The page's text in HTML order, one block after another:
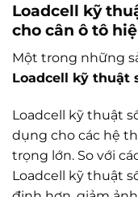
Loadcell kỹ
cho cân ô tô
Một trong những
Loadcell kỹ thuật
Loadcell kỹ thuật
dụng cho các hệ
trọng lớn. So với
Loadcell kỹ thuật